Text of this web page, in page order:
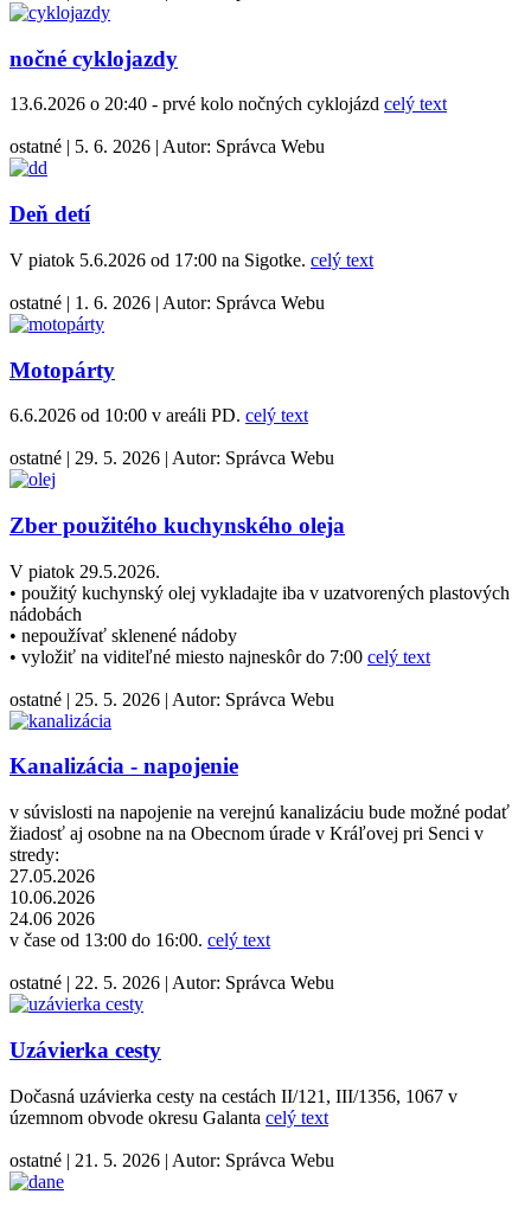
nočné cyklojazdy
13.6.2026 o 20:40 - prvé kolo nočných cyklojázd celý text
ostatné 5. 6. 2026 Autor: Správca Webu
Deň detí
V piatok 5.6.2026 od 17:00 na Sigotke. celý text
ostatné | 1. 6. 2026 | Autor: Správca Webu
Motopárty
6.6.2026 od 10:00 v areáli PD. celý text
ostatné | 29. 5. 2026 | Autor: Správca Webu
Zber použitého kuchynského oleja
V piatok 29.5.2026.
• použitý kuchynský olej vykladajte iba v uzatvorených plastových
nádobách
• nepoužívať sklenené nádoby
• vyložiť na viditeľné miesto najneskôr do 7:00 celý text
ostatné | 25. 5. 2026 | Autor: Správca Webu
Kanalizácia - napojenie
v súvislosti na napojenie na verejnú kanalizáciu bude možné podať
žiadosť aj osobne na na Obecnom úrade v Kráľovej pri Senci v
stredy:
27.05.2026
10.06.2026
24.06 2026
v čase od 13:00 do 16:00. celý text
ostatné | 22. 5. 2026 | Autor: Správca Webu
Uzávierka cesty
Dočasná uzávierka cesty na cestách II/121, III/1356, 1067 v
územnom obvode okresu Galanta celý text
ostatné | 21. 5. 2026 | Autor: Správca Webu